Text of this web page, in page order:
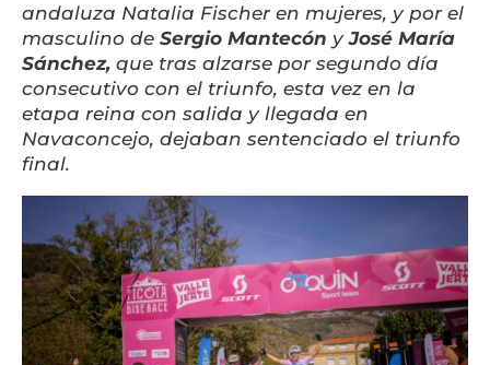
andaluza Natalia Fischer en mujeres, y por el
masculino de Sergio Mantecón yJosé María
Sánchez, que tras alzarse por segundo día
consecutivo con el triunfo, esta vez en la
etapa reina con salida y llegada en
Navaconcejo, dejaban sentenciado el triunfo
final.